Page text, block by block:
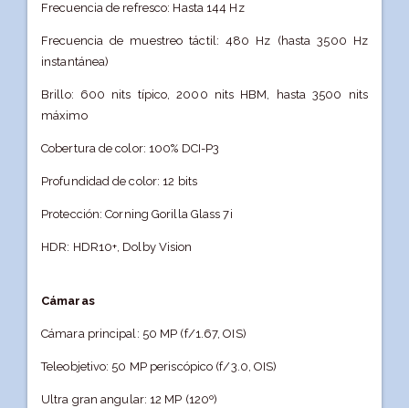
Frecuencia de refresco: Hasta 144 Hz
Frecuencia de muestreo táctil: 480 Hz (hasta 3500 Hz
instantánea)
Brillo: 600 nits típico, 2000 nits HBM, hasta 3500 nits
máximo
Cobertura de color: 100% DCI-P3
Profundidad de color: 12 bits
Protección: Corning Gorilla Glass 7i
HDR: HDR10+, Dolby Vision
Cámaras
Cámara principal: 50 MP (f/1.67, OIS)
Teleobjetivo: 50 MP periscópico (f/3.0, OIS)
Ultra gran angular: 12 MP (120º)